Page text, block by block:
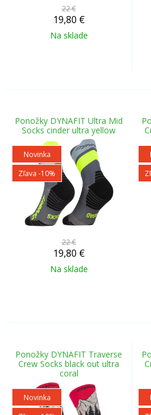
22 €
19,80 €
Na sklade
Ponožky DYNAFIT Ultra Mid
Socks cinder ultra yellow
Novinka
Zľava -10%
22 €
19,80 €
Na sklade
Ponožky DYNAFIT Traverse
Crew Socks black out ultra
coral
Novinka